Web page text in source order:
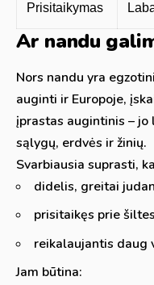
Prisitaikymas
Ar nandu
Nors nandu yra
auginti ir Europoje,
įprastas augintinis – jo
sąlygų, erdvės ir žinių.
Svarbiausia suprasti,
didelis, greitai
prisitaikęs prie
reikalaujantis daug
Jam būtina: